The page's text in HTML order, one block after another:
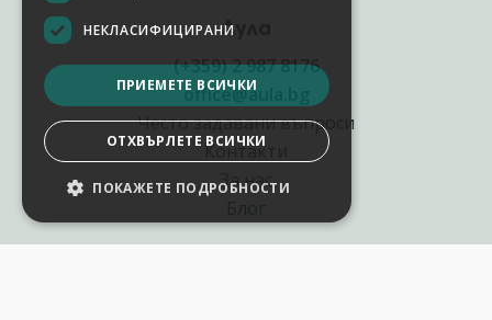
Аула
(+359) 2 987 8176
office@aula.bg
Често задавани въпроси
Контакти
За нас
НЕКЛАСИФИЦИРАНИ
ПРИЕМЕТЕ ВСИЧКИ
ОТХВЪРЛЕТЕ ВСИЧКИ
ПОКАЖЕТЕ ПОДРОБНОСТИ